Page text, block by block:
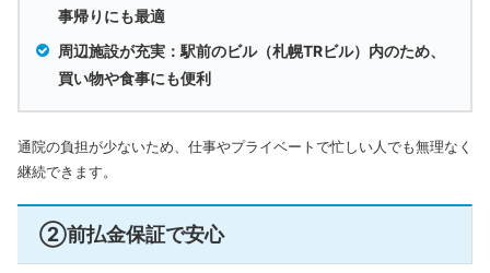
事帰りにも最適
周辺施設が充実：駅前のビル（札幌TRビル）内のため、
買い物や食事にも便利
通院の負担が少ないため、仕事やプライベートで忙しい人でも無理なく
継続できます。
②前払金保証で安心